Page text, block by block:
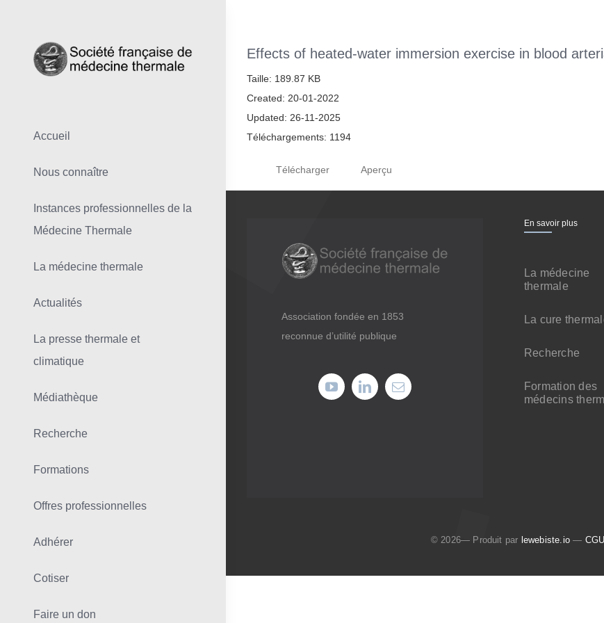
Accueil
Nous connaître
Instances professionnelles de la
Médecine Thermale
La médecine thermale
Actualités
La presse thermale et
climatique
Médiathèque
Recherche
Formations
Offres professionnelles
Adhérer
Cotiser
Faire un don
Effects of heated-water immersion exercise in blood
Taille: 189.87 KB
Created: 20-01-2022
Updated: 26-11-2025
Téléchargements: 1194
Télécharger Aperçu
Association fondée en 1853
reconnue d’utilité publique
En savoir plus
La médecine
thermale
La cure
Recherche
Formation des
médecins
© 2026— Produit par lewebiste.io — CGU